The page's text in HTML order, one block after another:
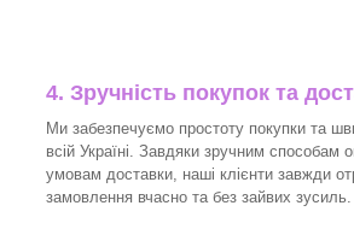
4. Зручність покупок та
Ми забезпечуємо простоту покупки та
всій Україні. Завдяки зручним способам
умовам доставки, наші клієнти завжди
замовлення вчасно та без зайвих зусиль.